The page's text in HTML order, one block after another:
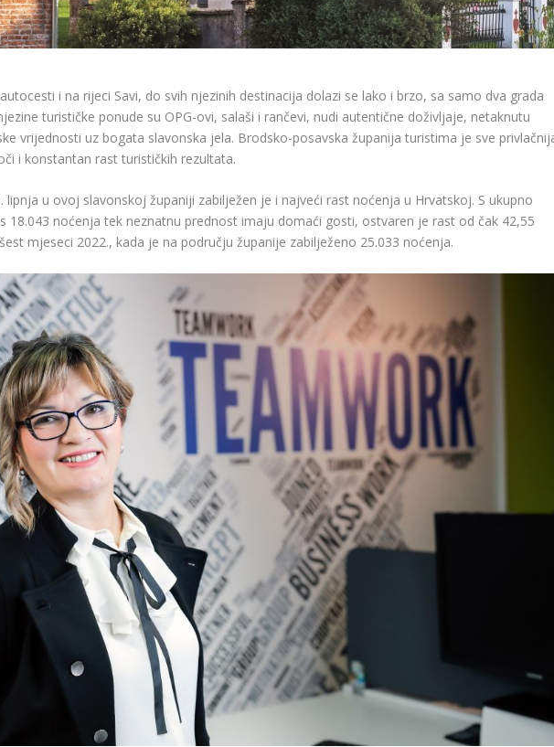
i na rijeci Savi, do svih njezinih destinacija dolazi se lako i brzo, sa samo dva grada
turističke ponude su OPG-ovi, salaši i rančevi, nudi autentične doživljaje, netaknutu
vrijednosti uz bogata slavonska jela. Brodsko-posavska županija turistima je sve
i konstantan rast turističkih rezultata.
lipnja u ovoj slavonskoj županiji zabilježen je i najveći rast noćenja u Hrvatskoj. S ukupno
18.043 noćenja tek neznatnu prednost imaju domaći gosti, ostvaren je rast od čak 42,55
mjeseci 2022., kada je na području županije zabilježeno 25.033 noćenja.